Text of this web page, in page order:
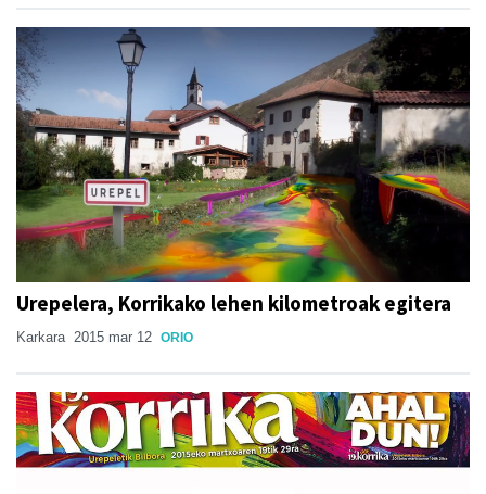
Urepelera, Korrikako lehen kilometroak egitera
Karkara 2015 mar 12 ORIO